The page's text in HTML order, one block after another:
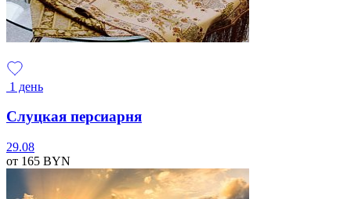
1 день
Слуцкая персиарня
29.08
от 165 BYN